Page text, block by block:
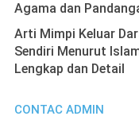
Agama dan
Arti Mimpi Keluar
Sendiri Menurut
Lengkap dan Detail
CONTAC ADMIN